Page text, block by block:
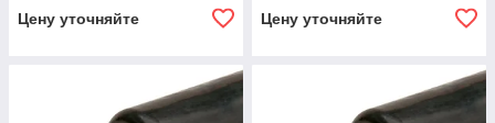
Цену уточняйте Цену уточняйте